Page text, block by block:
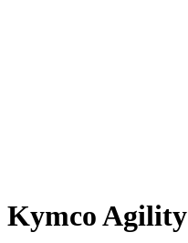
Kymco Agility